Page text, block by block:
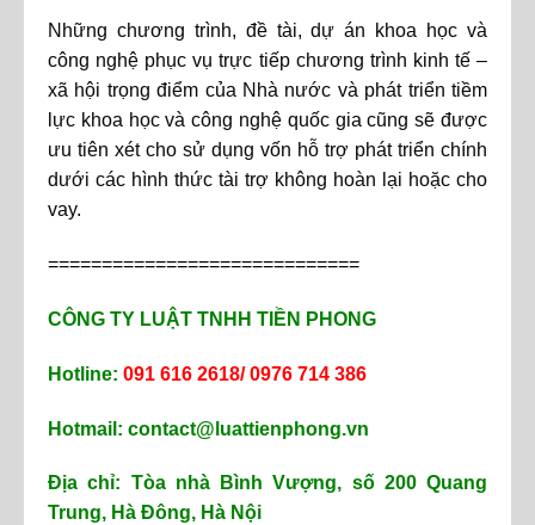
Những chương trình, đề tài, dự án khoa học và
công nghệ phục vụ trực tiếp chương trình kinh tế –
xã hội trọng điểm của Nhà nước và phát triển tiềm
lực khoa học và công nghệ quốc gia cũng sẽ được
ưu tiên xét cho sử dụng vốn hỗ trợ phát triển chính
dưới các hình thức tài trợ không hoàn lại hoặc cho
vay.
=============================
CÔNG TY LUẬT TNHH TIỀN PHONG
Hotline: 091 616 2618/ 0976 714 386
Hotmail: contact@luattienphong.vn
Địa chỉ: Tòa nhà Bình Vượng, số 200 Quang
Trung, Hà Đông, Hà Nội